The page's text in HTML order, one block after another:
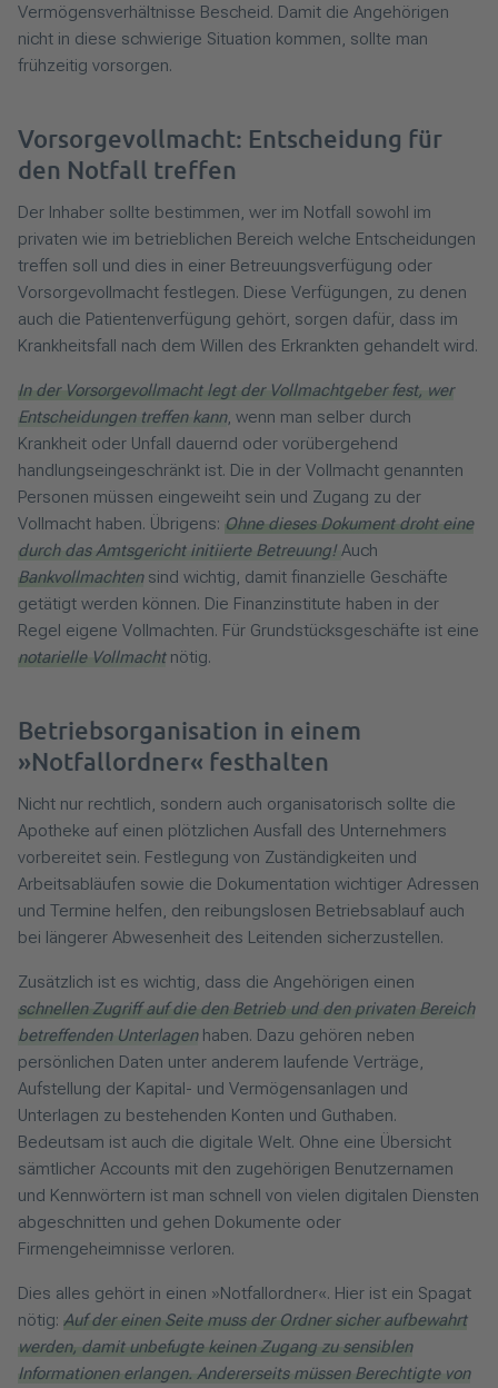
Vermögensverhältnisse Bescheid. Damit die Angehörigen
nicht in diese schwierige Situation kommen, sollte man
frühzeitig vorsorgen.
Vorsorgevollmacht: Entscheidung für
den Notfall treffen
Der Inhaber sollte bestimmen, wer im Notfall sowohl im
privaten wie im betrieblichen Bereich welche Entscheidungen
treffen soll und dies in einer Betreuungsverfügung oder
Vorsorgevollmacht festlegen. Diese Verfügungen, zu denen
auch die Patientenverfügung gehört, sorgen dafür, dass im
Krankheitsfall nach dem Willen des Erkrankten gehandelt wird.
In der Vorsorgevollmacht legt der Vollmachtgeber fest, wer
Entscheidungen treffen kann, wenn man selber durch
Krankheit oder Unfall dauernd oder vorübergehend
handlungseingeschränkt ist. Die in der Vollmacht genannten
Personen müssen eingeweiht sein und Zugang zu der
Vollmacht haben. Übrigens: Ohne dieses Dokument droht eine
durch das Amtsgericht initiierte Betreuung!Auch
Bankvollmachtensind wichtig, damit finanzielle Geschäfte
getätigt werden können. Die Finanzinstitute haben in der
Regel eigene Vollmachten. Für Grundstücksgeschäfte ist eine
notarielle Vollmachtnötig.
Betriebsorganisation in einem
»Notfallordner« festhalten
Nicht nur rechtlich, sondern auch organisatorisch sollte die
Apotheke auf einen plötzlichen Ausfall des Unternehmers
vorbereitet sein. Festlegung von Zuständigkeiten und
Arbeitsabläufen sowie die Dokumentation wichtiger Adressen
und Termine helfen, den reibungslosen Betriebsablauf auch
bei längerer Abwesenheit des Leitenden sicherzustellen.
Zusätzlich ist es wichtig, dass die Angehörigen einen
schnellen Zugriff auf die den Betrieb und den privaten Bereich
betreffenden Unterlagenhaben. Dazu gehören neben
persönlichen Daten unter anderem laufende Verträge,
Aufstellung der Kapital- und Vermögensanlagen und
Unterlagen zu bestehenden Konten und Guthaben.
Bedeutsam ist auch die digitale Welt. Ohne eine Übersicht
sämtlicher Accounts mit den zugehörigen Benutzernamen
und Kennwörtern ist man schnell von vielen digitalen Diensten
abgeschnitten und gehen Dokumente oder
Firmengeheimnisse verloren.
Dies alles gehört in einen »Notfallordner«. Hier ist ein Spagat
nötig: Auf der einen Seite muss der Ordner sicher aufbewahrt
werden, damit unbefugte keinen Zugang zu sensiblen
Informationen erlangen. Andererseits müssen Berechtigte von